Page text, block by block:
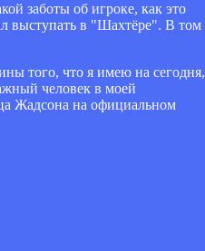
заботы об игроке, как это
выступать в "Шахтёре". В том
того, что я имею на сегодня,
человек в моей
Жадсона на официальном